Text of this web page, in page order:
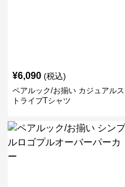
¥6,090 (税込)
ペアルック/お揃い カジュアルス
トライプTシャツ